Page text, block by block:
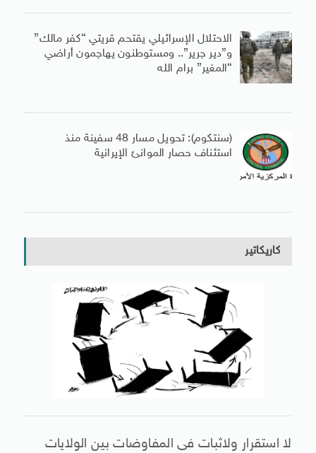
الاحتلال الإسرائيلي يقتحم قريتي “كفر مالك”
و”دير جرير”.. ومستوطنون يهاجمون أراضي
“المغير” برام الله
(سنتكوم): تحويل مسار 48 سفينة منذ
استئناف حصار الموانئ الإيرانية
كاريكاتير
لا استقرار ولاثبات فى المفاوضات بين الولايات